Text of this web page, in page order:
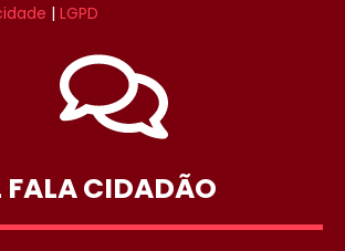
| LGPD
CIDADÃO